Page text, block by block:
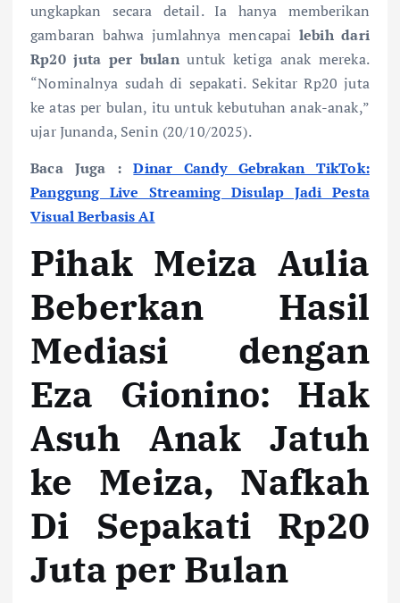
ungkapkan secara detail. Ia hanya memberikan
gambaran bahwa jumlahnya mencapai lebih dari
Rp20 juta per bulanuntuk ketiga anak mereka.
“Nominalnya sudah di sepakati. Sekitar Rp20 juta
ke atas per bulan, itu untuk kebutuhan anak-anak,”
ujar Junanda, Senin (20/10/2025).
Baca Juga :Dinar Candy Gebrakan TikTok:
Panggung Live Streaming Disulap Jadi Pesta
Visual Berbasis AI
Pihak Meiza Aulia
Beberkan Hasil
Mediasi dengan
Eza Gionino: Hak
Asuh Anak Jatuh
ke Meiza, Nafkah
Di Sepakati Rp20
Juta per Bulan